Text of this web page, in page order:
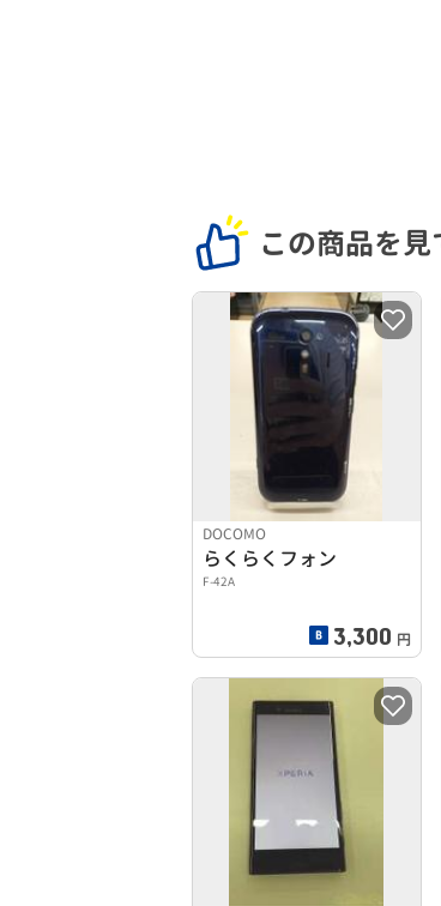
この商品を
DOCOMO
らくらくフォン
F-42A
3,300 円